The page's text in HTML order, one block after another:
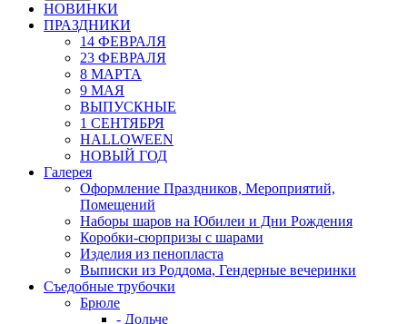
НОВИНКИ
ПРАЗДНИКИ
14 ФЕВРАЛЯ
23 ФЕВРАЛЯ
8 МАРТА
9 МАЯ
ВЫПУСКНЫЕ
1 СЕНТЯБРЯ
HALLOWEEN
НОВЫЙ ГОД
Галерея
Оформление Праздников, Мероприятий,
Помещений
Наборы шаров на Юбилеи и Дни Рождения
Коробки-сюрпризы с шарами
Изделия из пенопласта
Выписки из Роддома, Гендерные вечеринки
Съедобные трубочки
Брюле
- Дольче